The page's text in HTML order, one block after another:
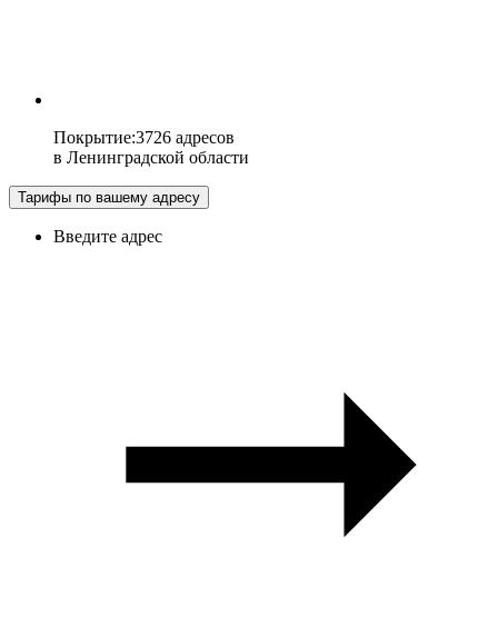
Покрытие:3726 адресов
в Ленинградской области
Тарифы по вашему адресу
Введите адрес